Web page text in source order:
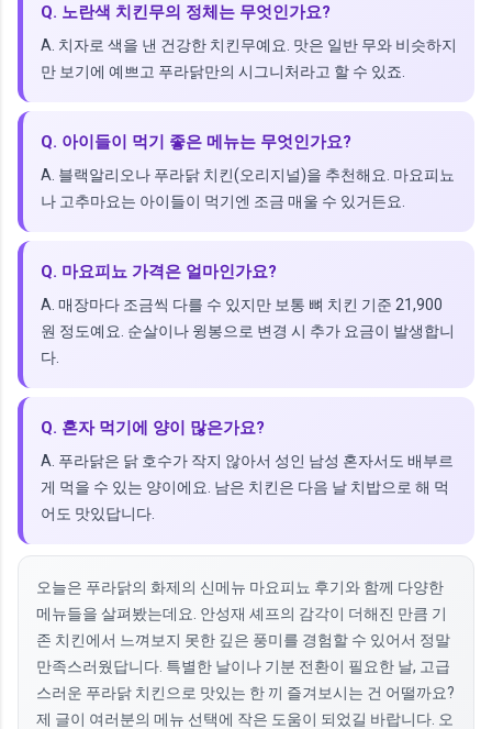
Q. 노란색 치킨무의 정체는 무엇인가요?
A. 치자로 색을 낸 건강한 치킨무예요. 맛은 일반 무와 비슷하지
만 보기에 예쁘고 푸라닭만의 시그니처라고 할 수 있죠.
Q. 아이들이 먹기 좋은 메뉴는 무엇인가요?
A. 블랙알리오나 푸라닭 치킨(오리지널)을 추천해요. 마요피뇨
나 고추마요는 아이들이 먹기엔 조금 매울 수 있거든요.
Q. 마요피뇨 가격은 얼마인가요?
A. 매장마다 조금씩 다를 수 있지만 보통 뼈 치킨 기준 21,900
원 정도예요. 순살이나 윙봉으로 변경 시 추가 요금이 발생합니
다.
Q. 혼자 먹기에 양이 많은가요?
A. 푸라닭은 닭 호수가 작지 않아서 성인 남성 혼자서도 배부르
게 먹을 수 있는 양이에요. 남은 치킨은 다음 날 치밥으로 해 먹
어도 맛있답니다.
오늘은 푸라닭의 화제의 신메뉴 마요피뇨 후기와 함께 다양한
메뉴들을 살펴봤는데요. 안성재 셰프의 감각이 더해진 만큼 기
존 치킨에서 느껴보지 못한 깊은 풍미를 경험할 수 있어서 정말
만족스러웠답니다. 특별한 날이나 기분 전환이 필요한 날, 고급
스러운 푸라닭 치킨으로 맛있는 한 끼 즐겨보시는 건 어떨까요?
제 글이 여러분의 메뉴 선택에 작은 도움이 되었길 바랍니다. 오